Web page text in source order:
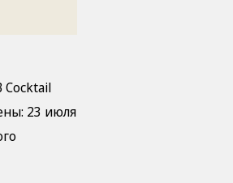
23 июля